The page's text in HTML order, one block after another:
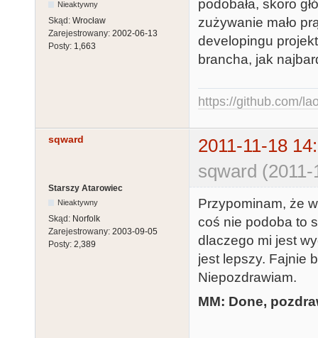
Nieaktywny
Skąd: Wrocław
Zarejestrowany: 2002-06-13
Posty: 1,663
podobała, skoro
zużywanie mało
developingu
brancha, jak
https://github.com/
sqward
2011-11-18
sqward
Starszy Atarowiec
Nieaktywny
Skąd: Norfolk
Zarejestrowany: 2003-09-05
Posty: 2,389
Przypominam, że
coś nie podoba to
dlaczego mi jest
jest lepszy. Fajnie
Niepozdrawiam.
MM: Done,